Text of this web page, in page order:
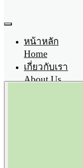
หน้าหลัก
Home
เกี่ยวกับเรา
About Us